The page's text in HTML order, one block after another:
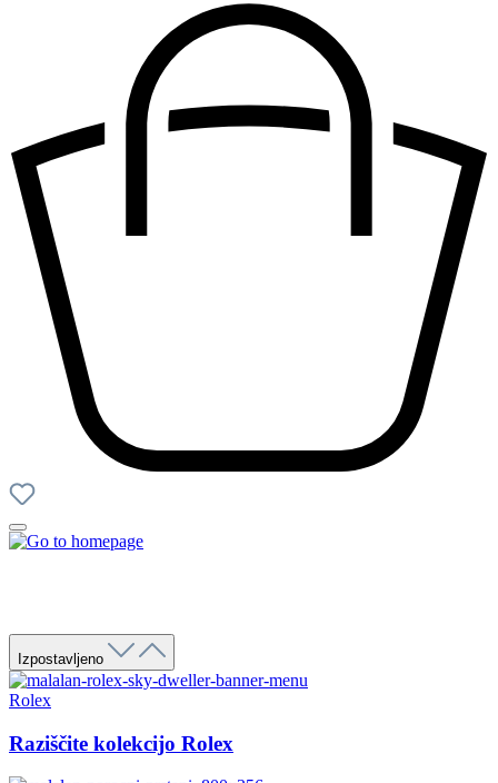
Izpostavljeno
Rolex
Raziščite kolekcijo Rolex